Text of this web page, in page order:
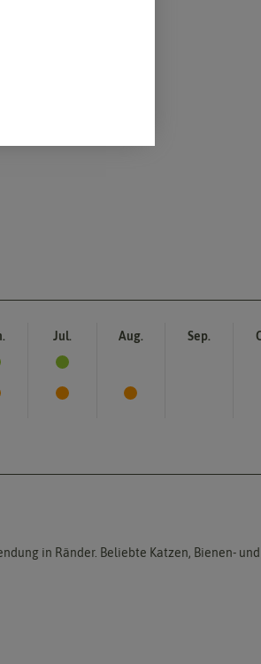
Jul. Aug. Sep.
in Ränder. Beliebte Katzen, Bienen-